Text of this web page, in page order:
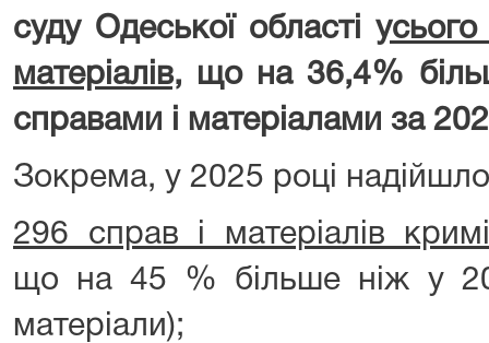
суду Одеської області
матеріалів, що на 36,4%
справами і матеріалами за
Зокрема, у 2025 році
296 справ і матеріалів
що на 45 % більше ніж у
матеріали);